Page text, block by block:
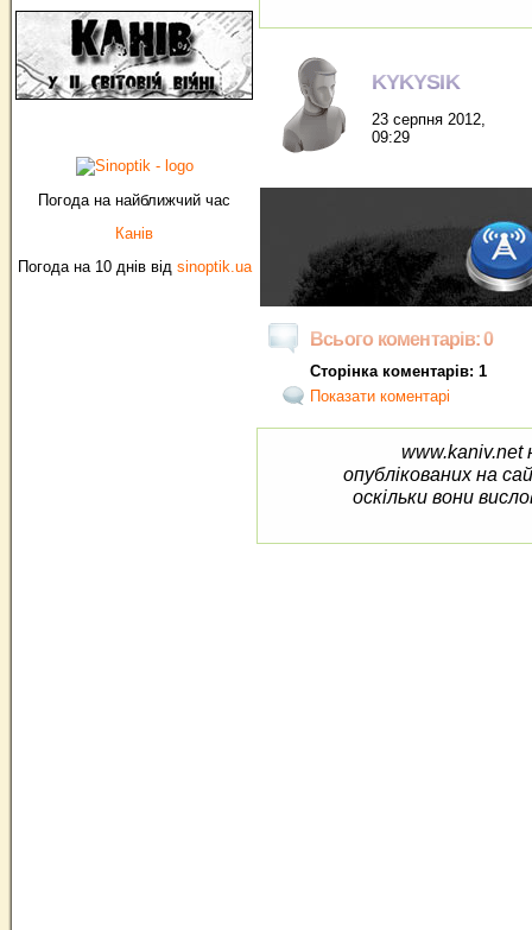
Погода на найближчий час
Канів
Погода на 10 днів від sinoptik.ua
KYKYSIK
23 серпня 2012,
09:29
Всього коментарів: 0
Сторінка коментарів: 1
Показати коментарі
www.kaniv.net
опублікованих на
оскільки вони